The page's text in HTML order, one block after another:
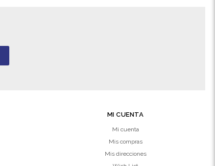
MI CUENTA
Mi cuenta
Mis compras
Mis direcciones